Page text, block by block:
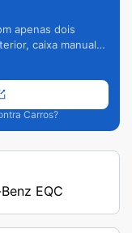
apenas dois
caixa manual
Carros?
EQC